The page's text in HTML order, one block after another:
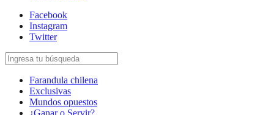
Facebook
Instagram
Twitter
Farandula chilena
Exclusivas
Mundos opuestos
¿Ganar o Servir?